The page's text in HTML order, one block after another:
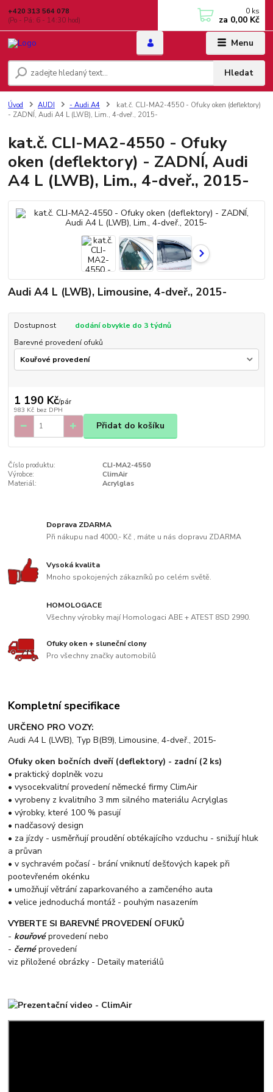
Menu
Hledat
+420 313 564 078
(Po - Pá: 6 - 14:30 hod)
0 ks
za 0,00 Kč
Úvod AUDI - Audi A4
kat.č. CLI-MA2-4550 - Ofuky oken (deflektory)
- ZADNÍ, Audi A4 L (LWB), Lim., 4-dveř., 2015-
kat.č. CLI-MA2-4550 - Ofuky
oken (deflektory) - ZADNÍ, Audi
A4 L (LWB), Lim., 4-dveř., 2015-
Audi A4 L (LWB), Limousine, 4-dveř., 2015-
Dostupnost
dodání obvykle do 3 týdnů
Barevné provedení ofuků
1 190 Kč/pár
983 Kč bez DPH
Přidat do košíku
Číslo produktu:
CLI-MA2-4550
Výrobce:
ClimAir
Materiál:
Acrylglas
Doprava ZDARMA
Při nákupu nad 4000,- Kč , máte u nás dopravu ZDARMA
Vysoká kvalita
Mnoho spokojených zákazníků po celém světě.
HOMOLOGACE
Všechny výrobky mají Homologaci ABE + ATEST 8SD 2990.
Ofuky oken + sluneční clony
Pro všechny značky automobilů
Kompletní specifikace
URČENO PRO VOZY:
Audi A4 L (LWB), Typ B(B9), Limousine, 4-dveř., 2015-
Ofuky oken bočních dveří (deflektory) - zadní (2 ks)
• praktický doplněk vozu
• vysocekvalitní provedení německé firmy ClimAir
• vyrobeny z kvalitního 3 mm silného materiálu Acrylglas
• výrobky, které 100 % pasují
• nadčasový design
• za jízdy - usměrňují proudění obtékajícího vzduchu - snižují hluk
a průvan
• v sychravém počasí - brání vniknutí dešťových kapek při
pootevřeném okénku
• umožňují větrání zaparkovaného a zamčeného auta
• velice jednoduchá montáž - pouhým nasazením
VYBERTE SI BAREVNÉ PROVEDENÍ OFUKŮ
- kouřovéprovedení nebo
- černéprovedení
viz přiložené obrázky - Detaily materiálů